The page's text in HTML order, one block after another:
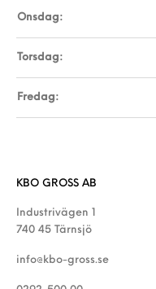
Onsdag:
Torsdag:
Fredag:
KBO GROSS AB
Industrivägen 1
740 45 Tärnsjö
info@kbo-gross.se